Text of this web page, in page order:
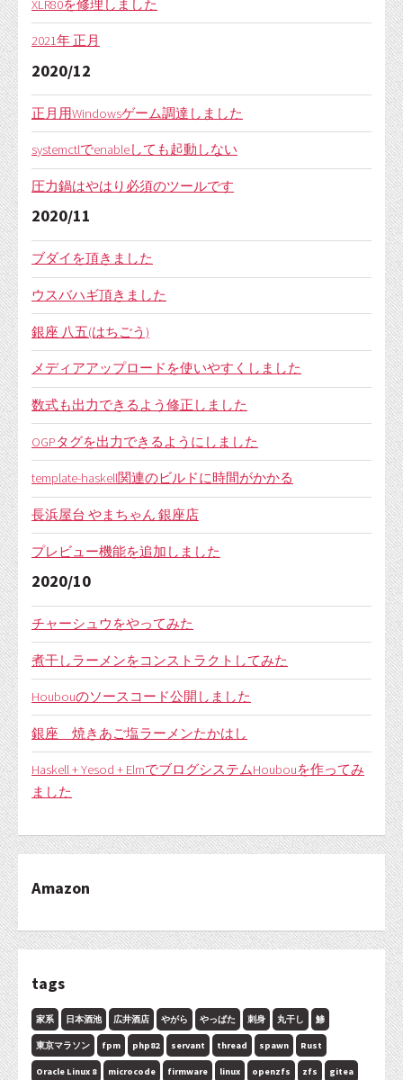
XLR80を修理しました
2021年 正月
2020/12
正月用Windowsゲーム調達しました
systemctlでenableしても起動しない
圧力鍋はやはり必須のツールです
2020/11
ブダイを頂きました
ウスバハギ頂きました
銀座 八五(はちごう)
メディアアップロードを使いやすくしました
数式も出力できるよう修正しました
OGPタグを出力できるようにしました
template-haskell関連のビルドに時間がかかる
長浜屋台 やまちゃん 銀座店
プレビュー機能を追加しました
2020/10
チャーシュウをやってみた
煮干しラーメンをコンストラクトしてみた
Houbouのソースコード公開しました
銀座 焼きあご塩ラーメンたかはし
Haskell + Yesod + ElmでブログシステムHoubouを作ってみ
ました
Amazon
tags
家系 日本酒池 広井酒店 やがら やっぱた 刺身 丸干し 鯵
東京マラソン fpm php82 servant thread spawn Rust
Oracle Linux 8 microcode firmware linux openzfs zfs gitea